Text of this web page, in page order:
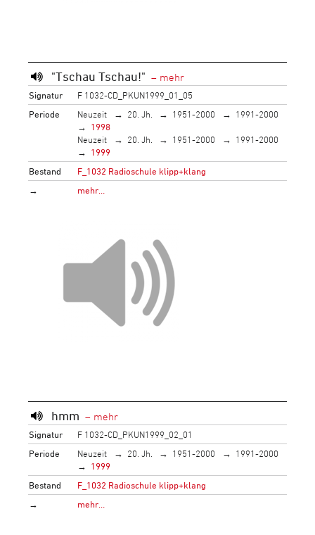
"Tschau Tschau!"
Signatur
F 1032-CD_PKUN1999_01_05
Periode
Neuzeit 20. Jh. 1951-2000
1991-2000
1998
Neuzeit
20. Jh. 1951-2000
1991-2000
1999
Bestand
F_1032 Radioschule klipp+klang
→
mehr…
hmm
Signatur
F 1032-CD_PKUN1999_02_01
Periode
Neuzeit 20. Jh. 1951-2000
1991-2000
1999
Bestand
F_1032 Radioschule klipp+klang
→
mehr…